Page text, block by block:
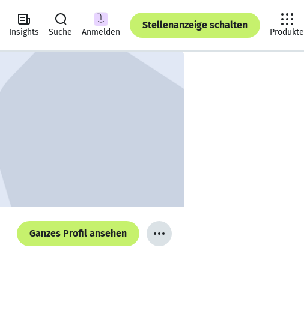
Insights Suche Anmelden
Stellenanzeige schalten
Produkte
Ganzes Profil ansehen